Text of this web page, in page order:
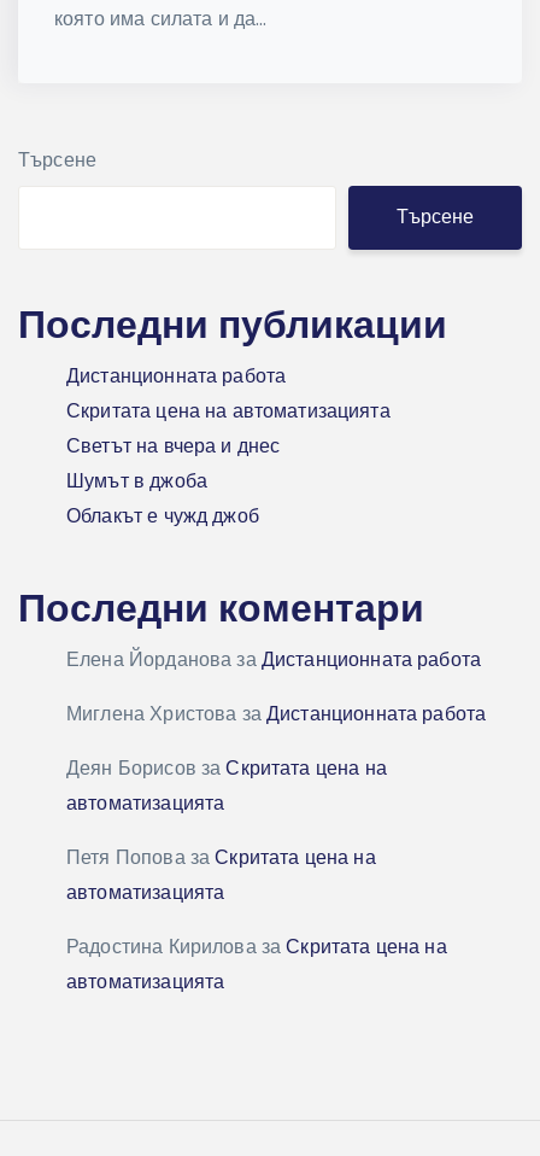
която има силата и да...
Търсене
Търсене
Последни публикации
Дистанционната работа
Скритата цена на автоматизацията
Светът на вчера и днес
Шумът в джоба
Облакът е чужд джоб
Последни коментари
Елена ЙордановазаДистанционната работа
Миглена Христова заДистанционната работа
Деян Борисов заСкритата цена на
автоматизацията
Петя ПоповазаСкритата цена на
автоматизацията
Радостина КириловазаСкритата цена на
автоматизацията